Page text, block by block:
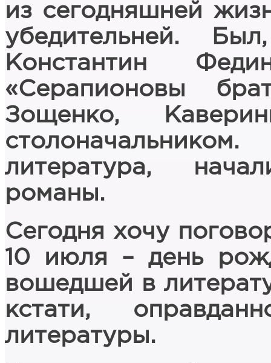
из сегодняшней
убедительней.
Константин
«Серапионовы
Зощенко,
литература,
романы.
Сегодня хочу
10 июля – день
вошедшей в
кстати,
литературы.